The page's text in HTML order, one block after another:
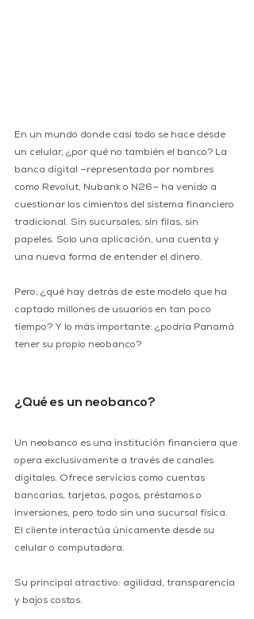
En un mundo donde casi todo se hace desde
un celular, ¿por qué no también el banco? La
banca digital —representada por nombres
como Revolut, Nubank o N26— ha venido a
cuestionar los cimientos del sistema financiero
tradicional. Sin sucursales, sin filas, sin
papeles. Solo una aplicación, una cuenta y
una nueva forma de entender el dinero.
Pero, ¿qué hay detrás de este modelo que ha
captado millones de usuarios en tan poco
tiempo? Y lo más importante: ¿podría Panamá
tener su propio neobanco?
¿Qué es un neobanco?
Un neobanco es una institución financiera que
opera exclusivamente a través de canales
digitales. Ofrece servicios como cuentas
bancarias, tarjetas, pagos, préstamos o
inversiones, pero todo sin una sucursal física.
El cliente interactúa únicamente desde su
celular o computadora.
Su principal atractivo: agilidad, transparencia
y bajos costos.